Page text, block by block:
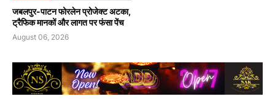
जबलपुर-पाटन फोरलेन प्रोजेक्ट अटका,
ट्रैफिक मानकों और लागत पर फंसा पेंच
August 06, 2026